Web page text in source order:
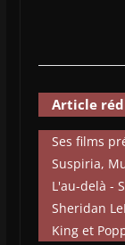
Article
Ses films
Suspiria,
L'au-delà -
Sheridan
King et